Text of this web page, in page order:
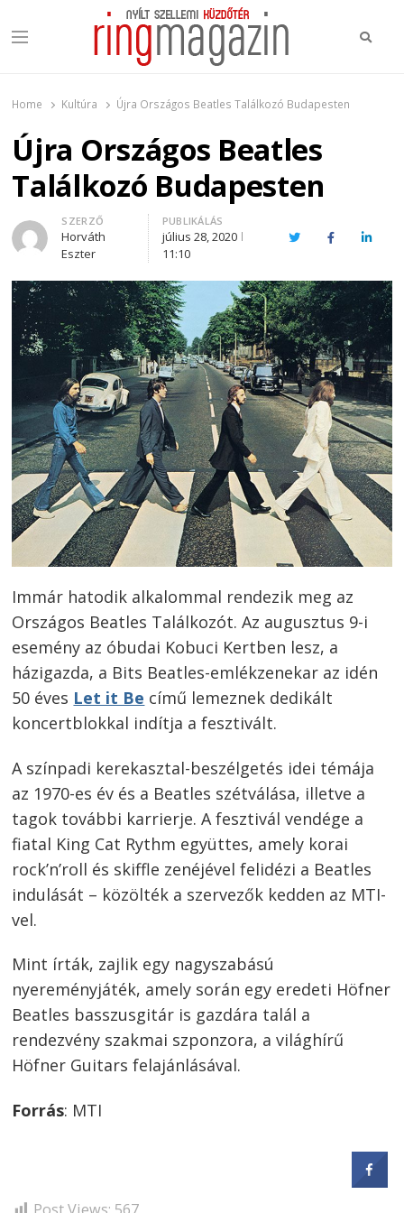
Menu
Home Kultúra Újra Országos Beatles Találkozó Budapesten
Újra Országos Beatles
Találkozó Budapesten
Author
SZERZŐ
Horváth
Eszter
PUBLIKÁLÁS
július 28, 2020
11:10
TwitterFacebook
Immár hatodik alkalommal rendezik meg az
Országos Beatles Találkozót. Az augusztus 9-i
esemény az óbudai Kobuci Kertben lesz, a
házigazda, a Bits Beatles-emlékzenekar az idén
50 éves Let it Be című lemeznek dedikált
koncertblokkal indítja a fesztivált.
A színpadi kerekasztal-beszélgetés idei témája
az 1970-es év és a Beatles szétválása, illetve a
tagok további karrierje. A fesztivál vendége a
fiatal King Cat Rythm együttes, amely korai
rock’n’roll és skiffle zenéjével felidézi a Beatles
indulását – közölték a szervezők kedden az MTI-
vel.
Mint írták, zajlik egy nagyszabású
nyereményjáték, amely során egy eredeti Höfner
Beatles basszusgitár is gazdára talál a
rendezvény szakmai szponzora, a világhírű
Höfner Guitars felajánlásával.
Forrás: MTI